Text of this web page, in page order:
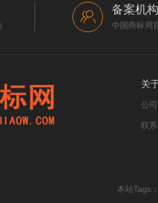
备案机构
中国商标局
关
公
联
本站Tags